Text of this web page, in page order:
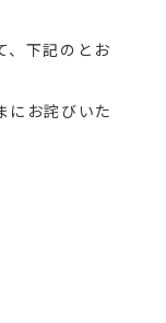
、下記のとお
にお詫びいた